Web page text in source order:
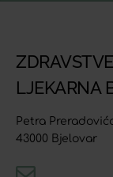
LJEKARNA
Petra
43000 Bjelovar